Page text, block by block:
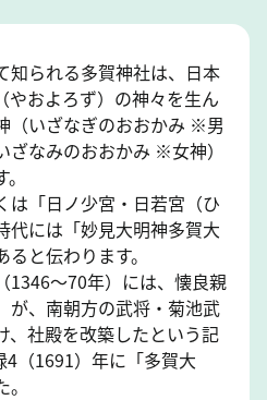
知られる多賀神社は、日本
やおよろず）の神々を生ん
（いざなぎのおおかみ ※男
なみのおおかみ ※女神）
は「日ノ少宮・日若宮（ひ
代には「妙見大明神多賀大
と伝わります。
1346～70年）には、懐良親
が、南朝方の武将・菊池武
、社殿を改築したという記
4（1691）年に「多賀大